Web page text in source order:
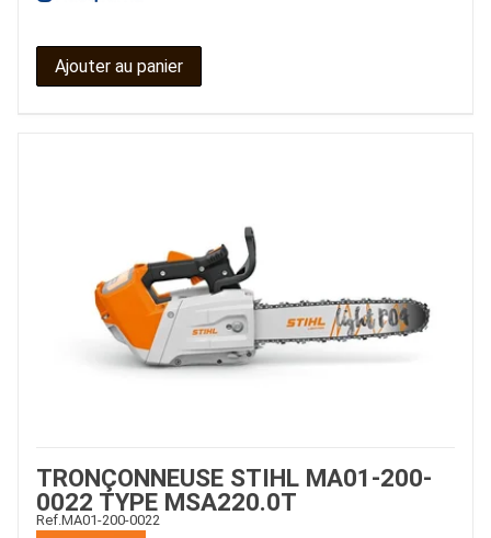
Ajouter au panier
TRONÇONNEUSE STIHL MA01-200-
0022 TYPE MSA220.0T
Ref.MA01-200-0022